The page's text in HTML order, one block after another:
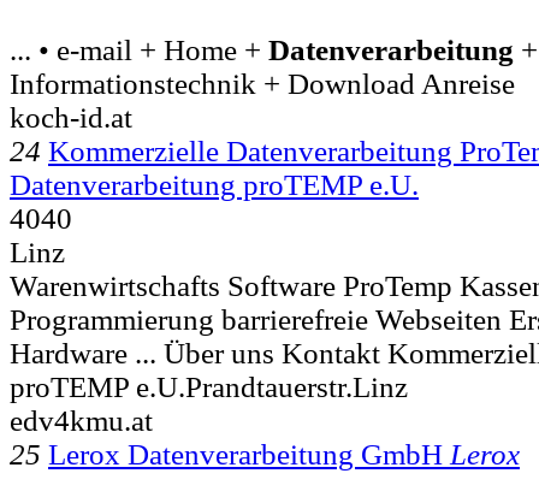
... • e-mail + Home + Datenverarbeitung
Informationstechnik + Download Anreise
koch-id.at
24 Kommerzielle Datenverarbeitung
Datenverarbeitung proTEMP e.U.
4040
Linz
Warenwirtschafts Software ProTemp
Programmierung barrierefreie Webseiten
Hardware ... Über uns Kontakt
proTEMP e.U.Prandtauerstr.Linz
edv4kmu.at
25 Lerox Datenverarbeitung GmbH Lerox